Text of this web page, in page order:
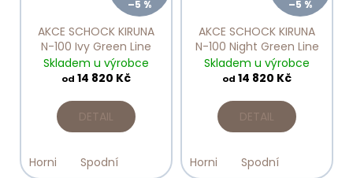
–5 %
AKCE SCHOCK KIRUNA
N-100 Ivy Green Line
Skladem u výrobce
od 14 820 Kč
DETAIL
Horni Spodní
–5 %
AKCE SCHOCK KIRUNA
N-100 Night Green Line
Skladem u výrobce
od 14 820 Kč
DETAIL
Horni Spodní